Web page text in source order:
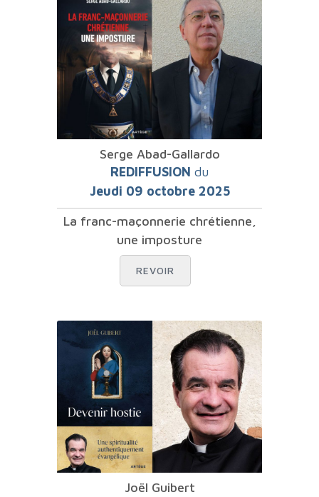
Serge Abad-Gallardo
REDIFFUSION du
Jeudi 09 octobre 2025
La franc-maçonnerie chrétienne,
une imposture
REVOIR
Joël Guibert